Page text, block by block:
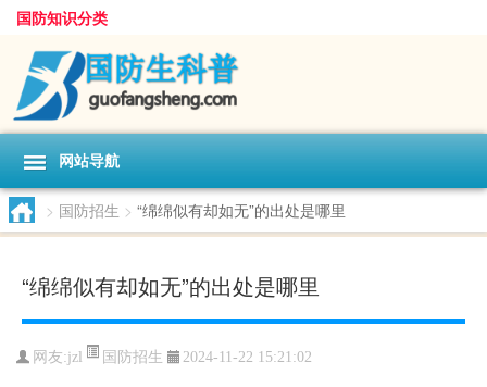
国防知识分类
网站导航
> 国防招生 > “绵绵似有却如无”的出处是哪里
“绵绵似有却如无”的出处是哪里
网友:jzl 国防招生 2024-11-22 15:21:02